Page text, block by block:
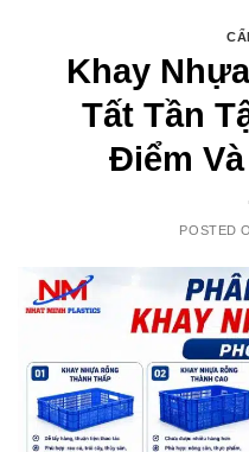
Khay
Tất Tần
Điểm
POSTED